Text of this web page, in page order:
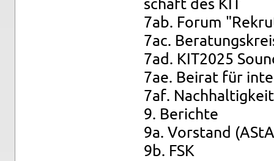
schaft des KIT
7ab. Forum
7ac.
7ad. KIT2025
7ae. Bei­rat für
7af.
9. Be­rich­te
9a. Vor­stand
9b. FSK